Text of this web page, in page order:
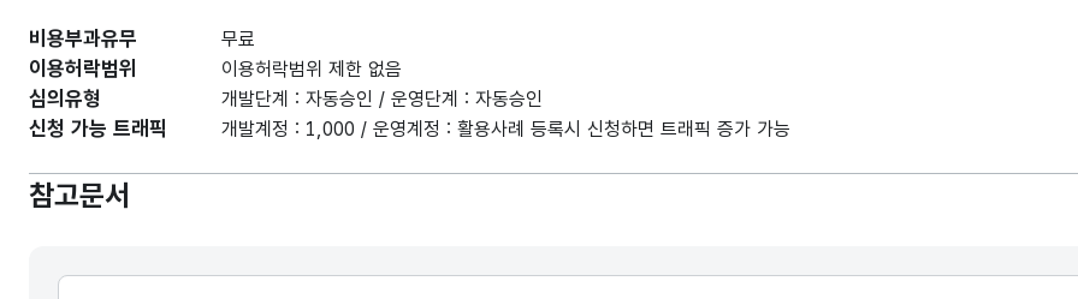
비용부과유무 무료
이용허락범위 이용허락범위 제한 없음
심의유형 개발단계 : 자동승인 / 운영단계 : 자동승인
신청 가능 트래픽 개발계정 : 1,000 / 운영계정 : 활용사례 등록시 신청하면 트래픽 증가 가능
참고문서